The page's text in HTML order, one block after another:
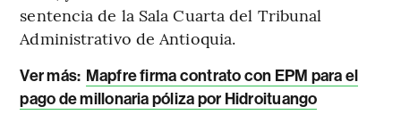
sentencia de la Sala Cuarta del Tribunal
Administrativo de Antioquia.
Ver más: Mapfre firma contrato con EPM para el
pago de millonaria póliza por Hidroituango